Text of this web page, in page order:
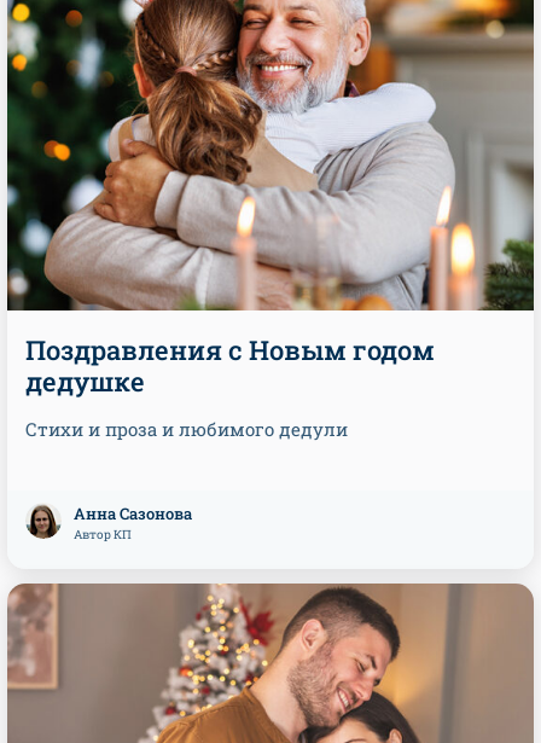
Поздравления с Новым годом
дедушке
Стихи и проза и любимого дедули
Анна Сазонова
Автор КП